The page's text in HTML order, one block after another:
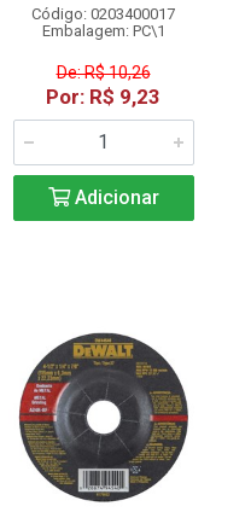
Código: 0203400017
Embalagem: PC\1
De: R$ 10,26
Por: R$ 9,23
Adicionar